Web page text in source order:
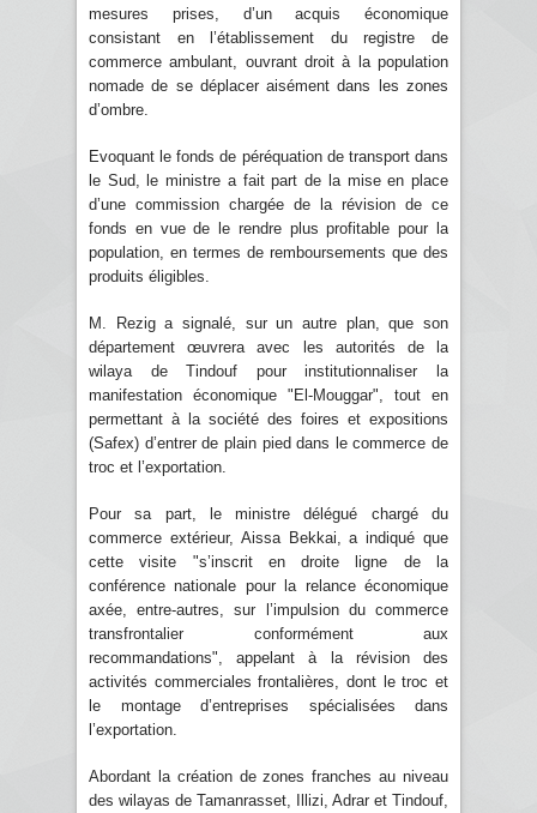
mesures prises, d’un acquis économique
consistant en l’établissement du registre de
commerce ambulant, ouvrant droit à la population
nomade de se déplacer aisément dans les zones
d’ombre.
Evoquant le fonds de péréquation de transport dans
le Sud, le ministre a fait part de la mise en place
d’une commission chargée de la révision de ce
fonds en vue de le rendre plus profitable pour la
population, en termes de remboursements que des
produits éligibles.
M. Rezig a signalé, sur un autre plan, que son
département œuvrera avec les autorités de la
wilaya de Tindouf pour institutionnaliser la
manifestation économique "El-Mouggar", tout en
permettant à la société des foires et expositions
(Safex) d’entrer de plain pied dans le commerce de
troc et l’exportation.
Pour sa part, le ministre délégué chargé du
commerce extérieur, Aissa Bekkai, a indiqué que
cette visite "s’inscrit en droite ligne de la
conférence nationale pour la relance économique
axée, entre-autres, sur l’impulsion du commerce
transfrontalier conformément aux
recommandations", appelant à la révision des
activités commerciales frontalières, dont le troc et
le montage d’entreprises spécialisées dans
l’exportation.
Abordant la création de zones franches au niveau
des wilayas de Tamanrasset, Illizi, Adrar et Tindouf,